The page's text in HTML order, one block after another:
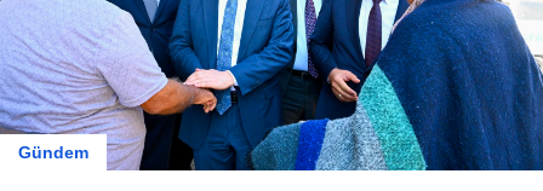
Gündem